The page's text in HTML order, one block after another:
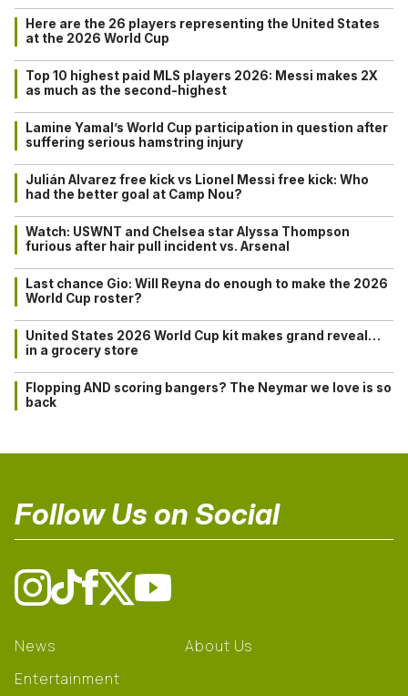
Here are the 26 players representing the United States
at the 2026 World Cup
Top 10 highest paid MLS players 2026: Messi makes 2X
as much as the second-highest
Lamine Yamal’s World Cup participation in question after
suffering serious hamstring injury
Julián Alvarez free kick vs Lionel Messi free kick: Who
had the better goal at Camp Nou?
Watch: USWNT and Chelsea star Alyssa Thompson
furious after hair pull incident vs. Arsenal
Last chance Gio: Will Reyna do enough to make the 2026
World Cup roster?
United States 2026 World Cup kit makes grand reveal…
in a grocery store
Flopping AND scoring bangers? The Neymar we love is so
back
Follow Us on Social
News
Entertainment
About Us